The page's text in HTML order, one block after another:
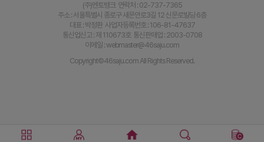
(주)멘토뱅크 연락처 : 02-737-7365
주소 : 서울특별시 종로구 새문안로3길 12 신문로빌딩 6층
대표 : 박정환 사업자등록번호 : 106-81-47637
통신업신고 : 제 110673호 통신판매업 : 2003-0708
이메일 : webmaster@46saju.com
Copyright©46saju.com All Rights Reserved.